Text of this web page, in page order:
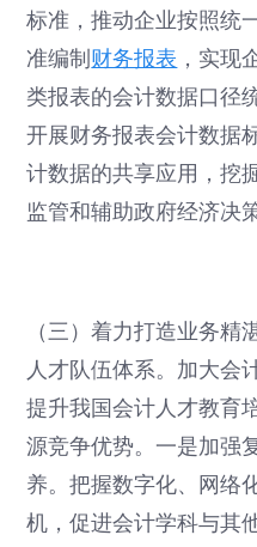
标准，推动企业按照统
准编制 财务报表 ，实现
类报表的会计数据口径
开展财务报表会计数据
计数据的共享应用，挖
监管和辅助政府经济决
（三）着力打造业务
人才队伍体系。加大会
提升我国会计人才教育
源竞争优势。一是加强
养。把握数字化、网络
机，促进会计学科与其